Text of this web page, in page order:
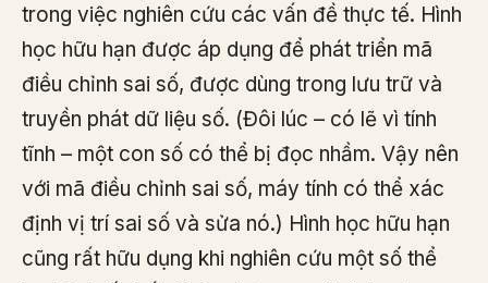
trong việc nghiên cứu các vấn đề thực tế. Hình
học hữu hạn được áp dụng để phát triển mã
điều chỉnh sai số, được dùng trong lưu trữ và
truyền phát dữ liệu số. (Đôi lúc – có lẽ vì tính
tĩnh – một con số có thể bị đọc nhầm. Vậy nên
với mã điều chỉnh sai số, máy tính có thể xác
định vị trí sai số và sửa nó.) Hình học hữu hạn
cũng rất hữu dụng khi nghiên cứu một số thể